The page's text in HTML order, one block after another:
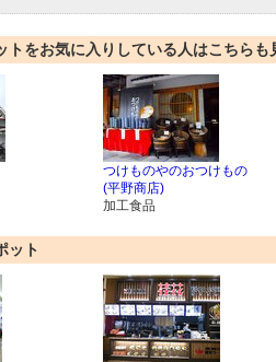
トをお気に入りしている人はこちらも
つけものやのおつけもの
(平野商店)
加工食品
ット